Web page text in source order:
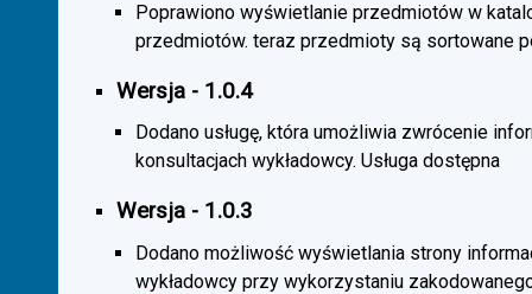
Poprawiono wyświetlanie przedmiotów w
przedmiotów. teraz przedmioty są sortowane
Wersja - 1.0.4
Dodano usługę, która umożliwia zwrócenie
konsultacjach wykładowcy. Usługa dostępna
Wersja - 1.0.3
Dodano możliwość wyświetlania strony
wykładowcy przy wykorzystaniu